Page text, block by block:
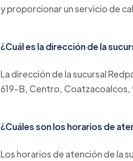
y proporcionar un servicio de
¿Cuál es la dirección de la
La dirección de la sucursal
619-B, Centro, Coatzacoalcos,
¿Cuáles son los horarios de
Los horarios de atención de la